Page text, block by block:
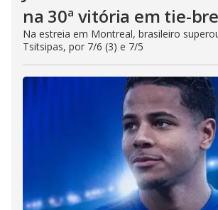
na 30ª vitória em tie-
Na estreia em Montreal, brasileiro
Tsitsipas, por 7/6 (3) e 7/5